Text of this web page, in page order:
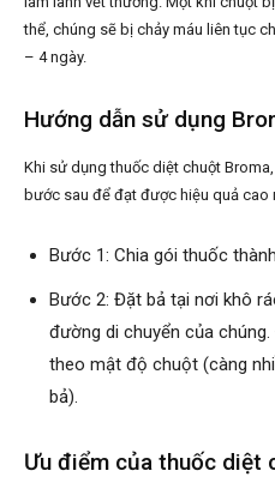
thể, chúng sẽ bị chảy máu liên tục
– 4 ngày.
Hướng dẫn sử dụng
Khi sử dụng thuốc diệt chuột
bước sau để đạt được hiệu quả cao
Bước 1: Chia gói thuốc
Bước 2: Đặt bả tại nơi khô
đường di chuyển của
theo mật độ chuột (càng
bả).
Ưu điểm của thuốc diệt